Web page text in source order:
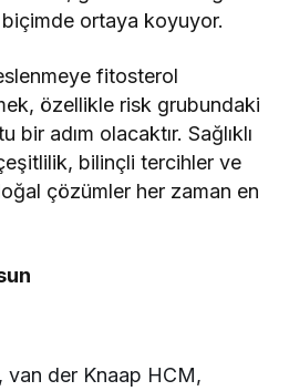
ortaya koyuyor.
fitosterol
özellikle risk grubundaki
adım olacaktır. Sağlıklı
bilinçli tercihler ve
çözümler her zaman en
van der Knaap HCM,